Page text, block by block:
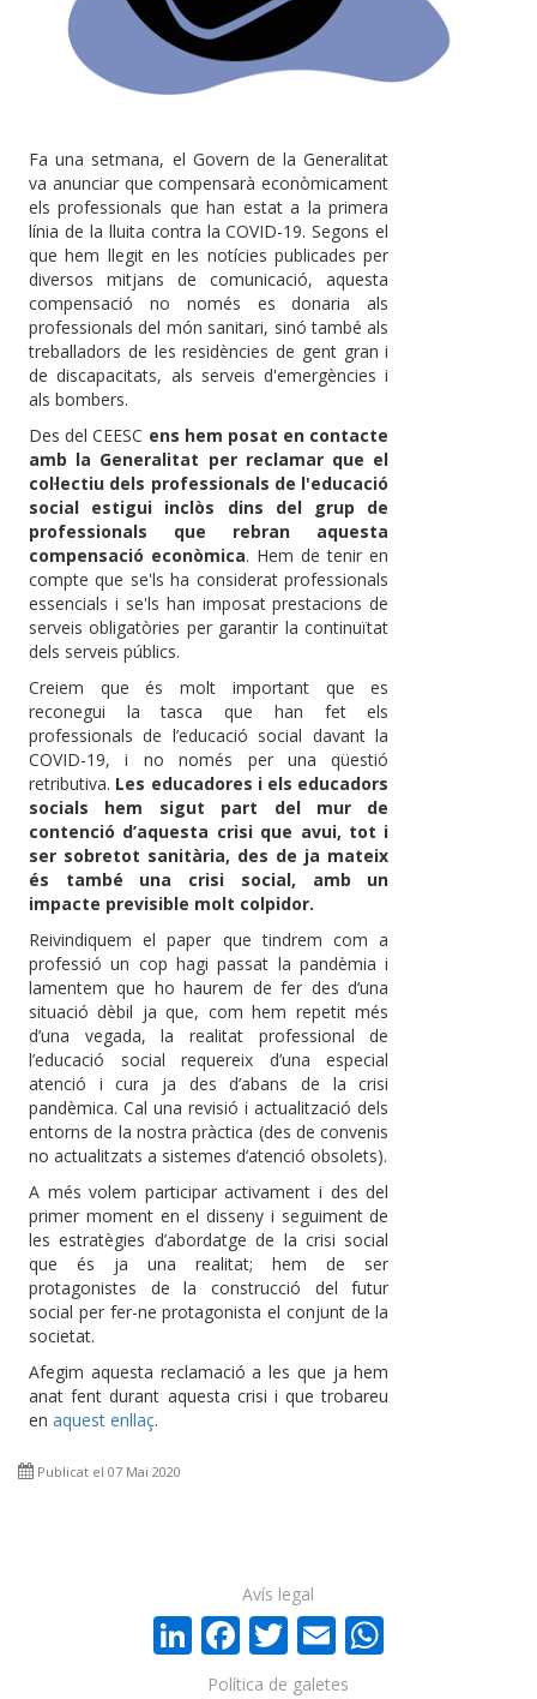
Fa una setmana, el Govern de la Generalitat
va anunciar que compensarà econòmicament
els professionals que han estat a la primera
línia de la lluita contra la COVID-19. Segons el
que hem llegit en les notícies publicades per
diversos mitjans de comunicació, aquesta
compensació no només es donaria als
professionals del món sanitari, sinó també als
treballadors de les residències de gent gran i
de discapacitats, als serveis d'emergències i
als bombers.
Des del CEESC ens hem posat en contacte
amb la Generalitat per reclamar que el
col·lectiu dels professionals de l'educació
social estigui inclòs dins del grup de
professionals
que rebran aquesta
compensació econòmica. Hem de tenir en
compte que se'ls ha considerat professionals
essencials i se'ls han imposat prestacions de
serveis obligatòries per garantir la continuïtat
dels serveis públics.
Creiem que és molt important que es
reconegui la tasca que han fet els
professionals de l’educació social davant la
COVID-19, i no només per una qüestió
retributiva. Les educadores i els educadors
socials hem sigut part del mur de
contenció d’aquesta crisi que avui, tot i
ser sobretot sanitària, des de ja mateix
és també una crisi social, amb un
impacte previsible molt colpidor.
Reivindiquem el paper que tindrem com a
professió un cop hagi passat la pandèmia i
lamentem que ho haurem de fer des d’una
situació dèbil ja que, com hem repetit més
d’una vegada, la realitat professional de
l’educació social requereix d’una especial
atenció i cura ja des d’abans de la crisi
pandèmica. Cal una revisió i actualització dels
entorns de la nostra pràctica (des de convenis
no actualitzats a sistemes d’atenció obsolets).
A més volem participar activament i des del
primer moment en el disseny i seguiment de
les estratègies d’abordatge de la crisi social
que és ja una realitat; hem de ser
protagonistes de la construcció del futur
social per fer-ne protagonista el conjunt de la
societat.
Afegim aquesta reclamació a les que ja hem
anat fent durant aquesta crisi i que trobareu
en aquest enllaç.
Publicat el 07 Mai 2020
LinkedIn
Facebook
Twitter
Email
Política de galetes
Avís legal